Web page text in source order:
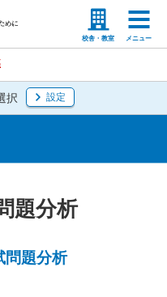
校舎・教室 メニュー
高等学校の先生
択 設定
題分析
題分析